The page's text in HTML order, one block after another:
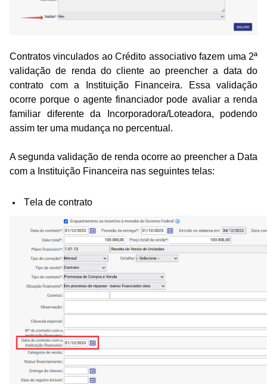
Contratos vinculados ao Crédito associativo fazem uma 2ª
validação de renda do cliente ao preencher a data do
contrato com a Instituição Financeira. Essa validação
ocorre porque o agente financiador pode avaliar a renda
familiar diferente da Incorporadora/Loteadora, podendo
assim ter uma mudança no percentual.
A segunda validação de renda ocorre ao preencher a Data
com a Instituição Financeira nas seguintes telas:
Tela de contrato